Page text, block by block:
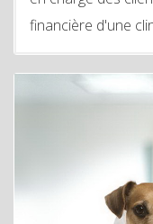
financière d'une